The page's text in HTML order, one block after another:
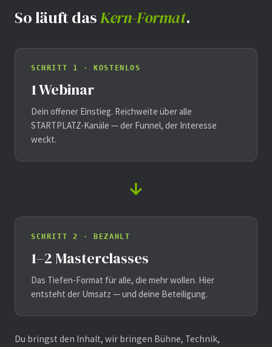
So läuft dasKern-Format.
SCHRITT 1 · KOSTENLOS
1 Webinar
Dein offener Einstieg. Reichweite über alle
STARTPLATZ-Kanäle — der Funnel, der Interesse
weckt.
→
SCHRITT 2 · BEZAHLT
1–2 Masterclasses
Das Tiefen-Format für alle, die mehr wollen. Hier
entsteht der Umsatz — und deine Beteiligung.
Du bringst den Inhalt, wir bringen Bühne, Technik,